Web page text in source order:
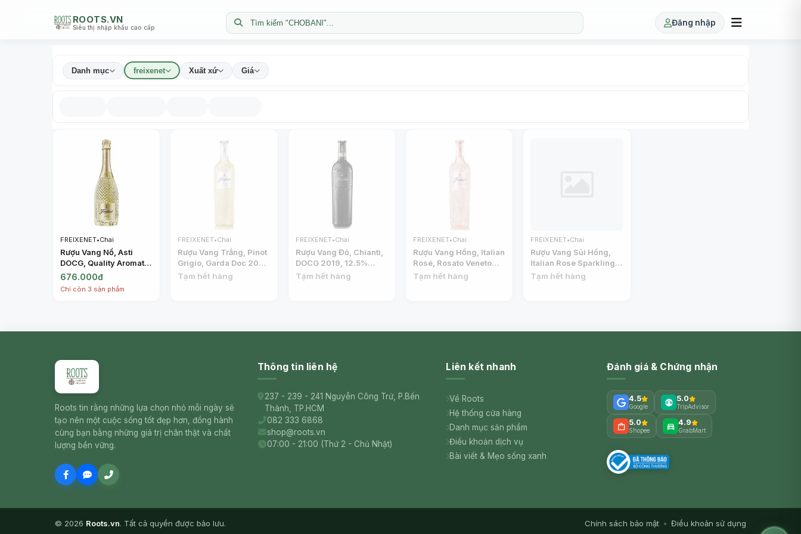
ROOTS.VN
Siêu thị nhập khẩu cao cấp
Tìm kiếm "CHOBANI"... Đăng nhập
Danh mục freixenet Xuất xứ Giá
FREIXENET•Chai
Rượu Vang Nổ, Asti
DOCG, Quality Aromatic
Sparkling Wine - Sweet,
7% (75cl) - FREIXENET
676.000đ
Chỉ còn 3 sản phẩm
FREIXENET•Chai
Rượu Vang Trắng, Pinot
Grigio, Garda Doc 2021,
11.5% (75cl) -
Tạm hết hàng
FREIXENET•Chai
Rượu Vang Đỏ, Chianti,
DOCG 2019, 12.5%
(75cl) - FREIXENET
Tạm hết hàng
FREIXENET•Chai
Rượu Vang Hồng, Italian
Rosé, Rosato Veneto
2021, 11.5% (75cl) -
Tạm hết hàng
FREIXENET•Chai
Rượu Vang Sủi Hồng,
Italian Rose Sparkling
Wine, Extra Dry, 11%
Tạm hết hàng
Roots tin rằng những lựa chọn nhỏ mỗi ngày sẽ
tạo nên một cuộc sống tốt đẹp hơn, đồng hành
cùng bạn bằng những giá trị chân thật và chất
lượng bền vững.
Thông tin liên hệ
237 - 239 - 241 Nguyễn Công Trứ, P.Bến
Thành, TP.HCM
082 333 6868
shop@roots.vn
07:00 - 21:00 (Thứ 2 - Chủ Nhật)
Liên kết nhanh
Về Roots
Hệ thống cửa hàng
Danh mục sản phẩm
Điều khoản dịch vụ
Bài viết & Mẹo sống xanh
Đánh giá & Chứng nhận
4.5
Google
5.0
TripAdvisor
5.0
Shopee
4.9
GrabMart
© 2026 Roots.vn. Tất cả quyền được bảo lưu. Chính sách bảo mật • Điều khoản sử dụng